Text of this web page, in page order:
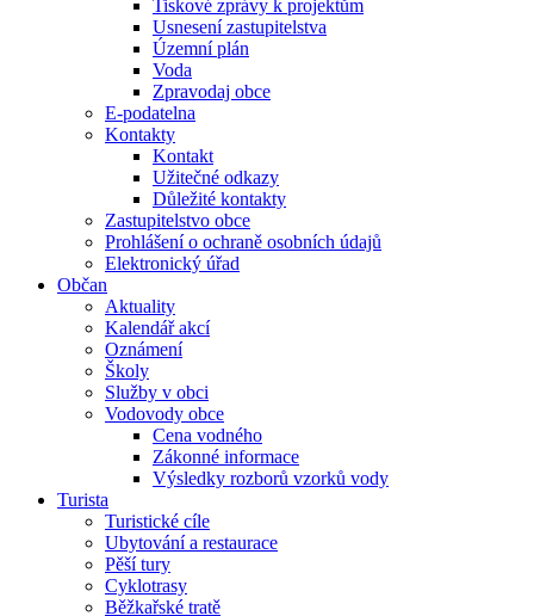
Tiskové zprávy k projektům
Usnesení zastupitelstva
Územní plán
Voda
Zpravodaj obce
E-podatelna
Kontakty
Kontakt
Užitečné odkazy
Důležité kontakty
Zastupitelstvo obce
Prohlášení o ochraně osobních údajů
Elektronický úřad
Občan
Aktuality
Kalendář akcí
Oznámení
Školy
Služby v obci
Vodovody obce
Cena vodného
Zákonné informace
Výsledky rozborů vzorků vody
Turista
Turistické cíle
Ubytování a restaurace
Pěší tury
Cyklotrasy
Běžkařské tratě